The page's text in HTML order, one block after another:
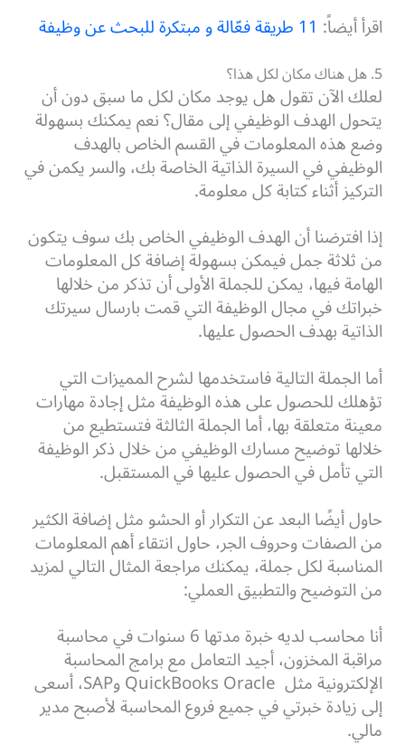
اقرأ أيضاً: 11 طريقة فعّالة و مبتكرة للبحث عن وظيفة
5. هل هناك مكان لكل هذا؟
لعلك الآن تقول هل يوجد مكان لكل ما سبق دون أن
يتحول الهدف الوظيفي إلى مقال؟ نعم يمكنك بسهولة
وضع هذه المعلومات في القسم الخاص بالهدف
الوظيفي في السيرة الذاتية الخاصة بك، والسر يكمن في
التركيز أثناء كتابة كل معلومة.
إذا افترضنا أن الهدف الوظيفي الخاص بك سوف يتكون
من ثلاثة جمل فيمكن بسهولة إضافة كل المعلومات
الهامة فيها، يمكن للجملة الأولى أن تذكر من خلالها
خبراتك في مجال الوظيفة التي قمت بارسال سيرتك
الذاتية بهدف الحصول عليها.
أما الجملة التالية فاستخدمها لشرح المميزات التي
تؤهلك للحصول على هذه الوظيفة مثل إجادة مهارات
معينة متعلقة بها، أما الجملة الثالثة فتستطيع من
خلالها توضيح مسارك الوظيفي من خلال ذكر الوظيفة
التي تأمل في الحصول عليها في المستقبل.
حاول أيضًا البعد عن التكرار أو الحشو مثل إضافة الكثير
من الصفات وحروف الجر، حاول انتقاء أهم المعلومات
المناسبة لكل جملة، يمكنك مراجعة المثال التالي لمزيد
من التوضيح والتطبيق العملي:
أنا محاسب لديه خبرة مدتها 6 سنوات في محاسبة
مراقبة المخزون، أجيد التعامل مع برامج المحاسبة
الإلكترونية مثل QuickBooks Oracle وSAP، أسعى
إلى زيادة خبرتي في جميع فروع المحاسبة لأصبح مدير
مالي.